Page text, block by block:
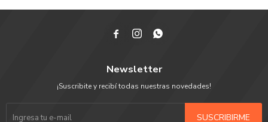
  
Newsletter
¡Suscribite y recibí todas nuestras novedades!
SUSCRIBIRME